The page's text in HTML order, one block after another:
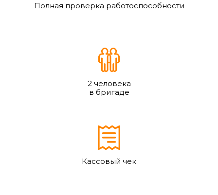
Полная проверка работоспособности
2 человека
в бригаде
Кассовый чек